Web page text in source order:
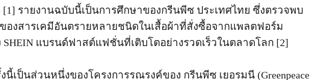
[1] รายงานฉบับนี้เป็นการศึกษาของกรีนพีซ ประเทศไทย ซึ่งตรวจพบ
องสารเคมีอันตรายหลายชนิดในเสื้อผ้าที่สั่งซื้อจากแพลตฟอร์ม
แบรนด์ฟาสต์แฟชั่นที่เติบโตอย่างรวดเร็วในตลาดโลก [2]
นี้เป็นส่วนหนึ่งของโครงการรณรงค์ของ กรีนพีซ เยอรมนี (Greenpeace